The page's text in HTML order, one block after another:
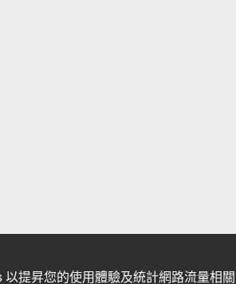
提昇您的使用體驗及統計網路流量相